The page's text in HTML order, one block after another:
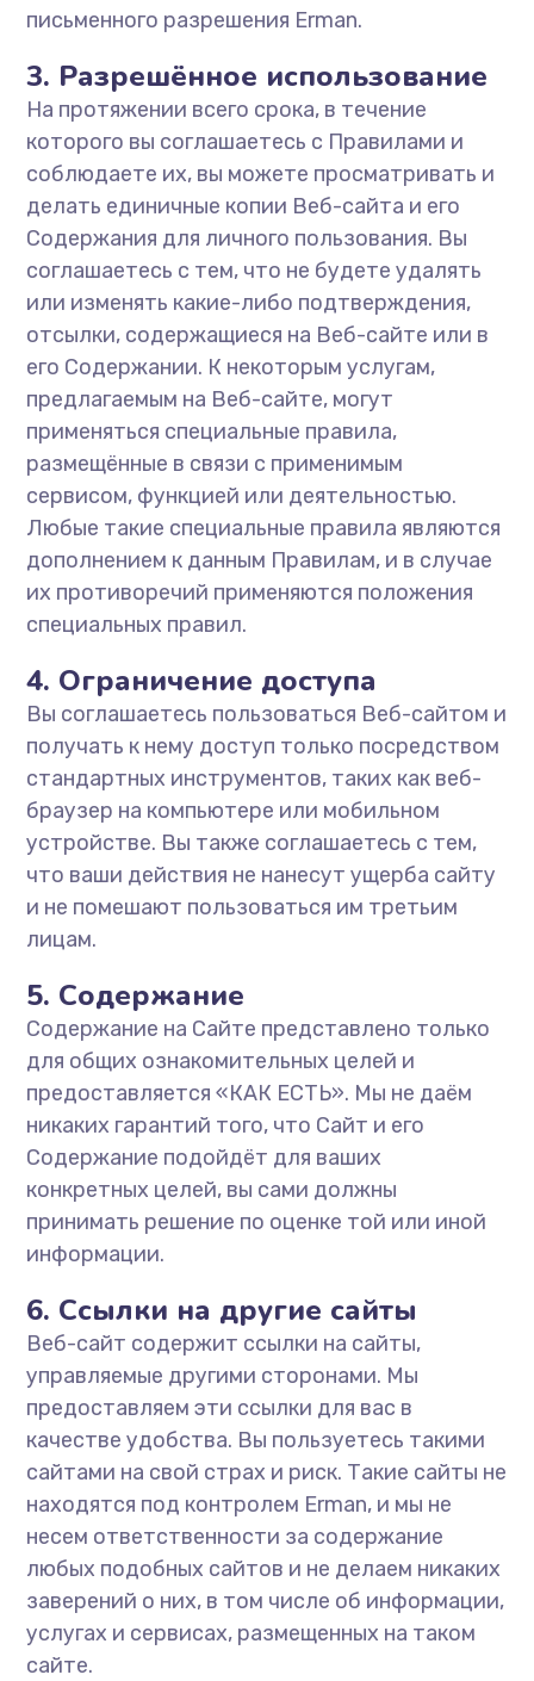
письменного разрешения Erman.
3. Разрешённое использование
На протяжении всего срока, в течение
которого вы соглашаетесь с Правилами и
соблюдаете их, вы можете просматривать и
делать единичные копии Веб-сайта и его
Содержания для личного пользования. Вы
соглашаетесь с тем, что не будете удалять
или изменять какие-либо подтверждения,
отсылки, содержащиеся на Веб-сайте или в
его Содержании. К некоторым услугам,
предлагаемым на Веб-сайте, могут
применяться специальные правила,
размещённые в связи с применимым
сервисом, функцией или деятельностью.
Любые такие специальные правила являются
дополнением к данным Правилам, и в случае
их противоречий применяются положения
специальных правил.
4. Ограничение доступа
Вы соглашаетесь пользоваться Веб-сайтом и
получать к нему доступ только посредством
стандартных инструментов, таких как веб-
браузер на компьютере или мобильном
устройстве. Вы также соглашаетесь с тем,
что ваши действия не нанесут ущерба сайту
и не помешают пользоваться им третьим
лицам.
5. Содержание
Содержание на Сайте представлено только
для общих ознакомительных целей и
предоставляется «КАК ЕСТЬ». Мы не даём
никаких гарантий того, что Сайт и его
Содержание подойдёт для ваших
конкретных целей, вы сами должны
принимать решение по оценке той или иной
информации.
6. Ссылки на другие сайты
Веб-сайт содержит ссылки на сайты,
управляемые другими сторонами. Мы
предоставляем эти ссылки для вас в
качестве удобства. Вы пользуетесь такими
сайтами на свой страх и риск. Такие сайты не
находятся под контролем Erman, и мы не
несем ответственности за содержание
любых подобных сайтов и не делаем никаких
заверений о них, в том числе об информации,
услугах и сервисах, размещенных на таком
сайте.